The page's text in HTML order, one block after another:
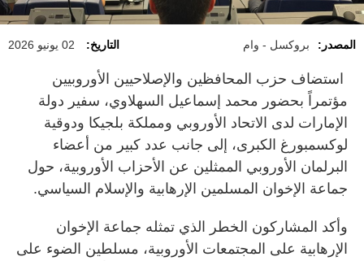
المصدر: بروكسل - وام التاريخ: 02 يونيو 2026
استضاف حزب المحافظين والإصلاحيين الأوروبيين
مؤتمراً بحضور محمد إسماعيل السهلاوي، سفير دولة
الإمارات لدى الاتحاد الأوروبي ومملكة بلجيكا ودوقية
لوكسمبورغ الكبرى، إلى جانب عدد كبير من أعضاء
البرلمان الأوروبي الممثلين عن الأحزاب الأوروبية، حول
جماعة الإخوان المسلمين الإرهابية والإسلام السياسي.
وأكد المشاركون الخطر الذي تمثله جماعة الإخوان
الإرهابية على المجتمعات الأوروبية، مسلطين الضوء على